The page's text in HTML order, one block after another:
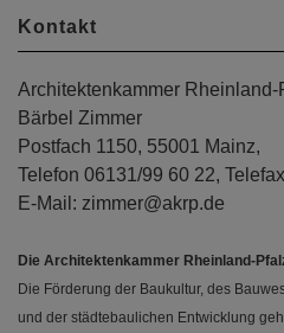
Kontakt
Architektenkammer Rheinland-
Bärbel Zimmer
Postfach 1150, 55001 Mainz,
Telefon 06131/99 60 22,
E-Mail: zimmer@akrp.de
Die Architektenkammer Rheinland-
Die Förderung der Baukultur, des
und der städtebaulichen Entwicklung